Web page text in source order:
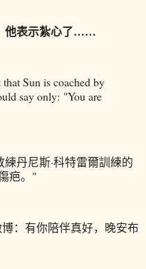
他表示紮心了……
Sun is coached by
say only: "You are
丹尼斯·科特雷爾訓練的
疤。"
：有你陪伴真好，晚安布